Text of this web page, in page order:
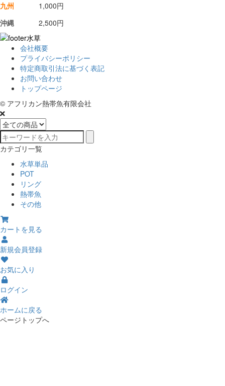
九州
1,000円
沖縄
2,500円
会社概要
プライバシーポリシー
特定商取引法に基づく表記
お問い合わせ
トップページ
© アフリカン熱帯魚有限会社
カテゴリ一覧
水草単品
POT
リング
熱帯魚
その他
カートを見る
新規会員登録
お気に入り
ログイン
ホームに戻る
ページトップへ